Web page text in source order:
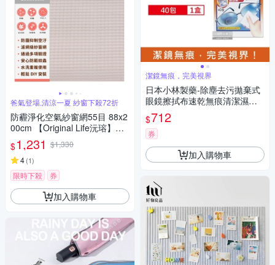
爸氣登場,清涼一夏 紗窗下殺72折
防霾淨化空氣紗窗網55目 88x2
00cm 【Original Life沅瑢】過
濾PM2.5/空汙/除臭/透氣/抑菌/
防塵/可水洗 MIT 可用於窗戶/
紗窗門/窗紗/窗簾
$1,231 $1,330
4(1)
限時下殺 券
加入購物車
潔鏡無痕，完美視界
日本小林製藥-除塵去污拋棄式
眼鏡擦拭布速乾無痕清潔濕紙
巾40包/盒-一般紅標(獨立包裝,
墨鏡,手機,相機,電腦,螢幕,手錶,
鏡子除指紋)
$712
券
加入購物車